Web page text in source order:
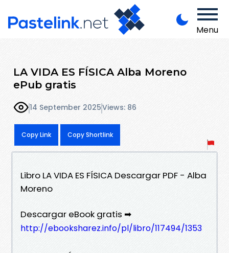
Menu
LA VIDA ES FÍSICA Alba Moreno
ePub gratis
14 September 2025Views: 86
Copy Link Copy Shortlink
Libro LA VIDA ES FÍSICA Descargar PDF - Alba
Moreno
Descargar eBook gratis ➡
http://ebooksharez.info/pl/libro/117494/1353